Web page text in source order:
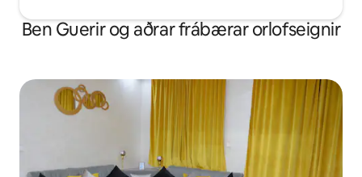
Ben Guerir og aðrar frábærar orlofseignir